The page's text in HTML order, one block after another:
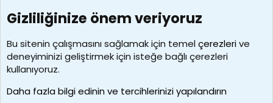
7390
Kullanıcılar
MosesBrownHayranı
Son üye
Gizliliğinize önem veriyoruz
Bu sitenin çalışmasını sağlamak için temelçerezlerive
deneyiminizi geliştirmek için isteğe bağlı çerezleri
kullanıyoruz.
Daha fazla bilgi edinin ve tercihlerinizi yapılandırın